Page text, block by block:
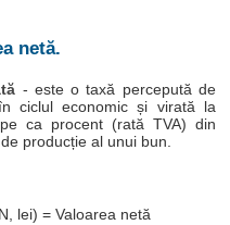
netă.
- este o taxă percepută de
ciclul economic și virată la
ca procent (rată TVA) din
producție al unui bun.
lei) = Valoarea netă